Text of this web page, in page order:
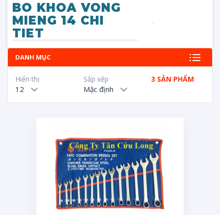
BO KHOA VONG
MIENG 14 CHI
TIET
DANH MỤC
3 SẢN PHẨM
Sắp xếp
Mặc định
Hiển thị
12